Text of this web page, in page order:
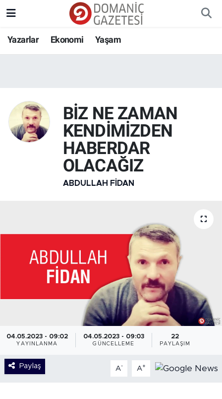
Yazarlar Ekonomi Yaşam
BİZ NE ZAMAN
KENDİMİZDEN
HABERDAR
OLACAĞIZ
ABDULLAH FIDAN
04.05.2023 - 09:02
YAYINLANMA
04.05.2023 - 09:03
GÜNCELLEME
22
PAYLAŞIM
Paylaş A- A+